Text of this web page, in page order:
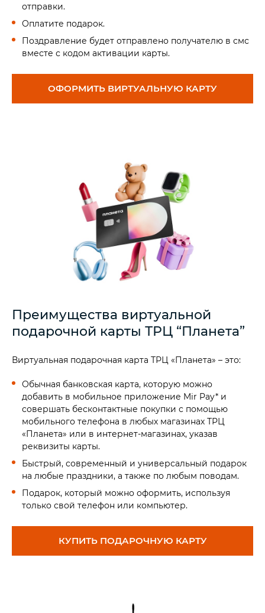
отправки.
Оплатите подарок.
Поздравление будет отправлено получателю в смс
вместе с кодом активации карты.
ОФОРМИТЬ ВИРТУАЛЬНУЮ КАРТУ
Преимущества виртуальной
подарочной карты ТРЦ “Планета”
Виртуальная подарочная карта ТРЦ «Планета» – это:
Обычная банковская карта, которую можно
добавить в мобильное приложение Mir Pay* и
совершать бесконтактные покупки с помощью
мобильного телефона в любых магазинах ТРЦ
«Планета» или в интернет-магазинах, указав
реквизиты карты.
Быстрый, современный и универсальный подарок
на любые праздники, а также по любым поводам.
Подарок, который можно оформить, используя
только свой телефон или компьютер.
КУПИТЬ ПОДАРОЧНУЮ КАРТУ